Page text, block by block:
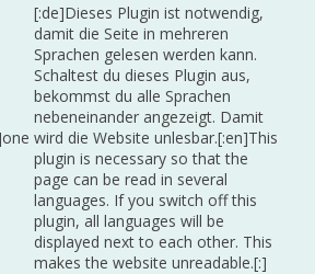
[:de]Dieses Plugin ist notwendig,
damit die Seite in mehreren
Sprachen gelesen werden kann.
Schaltest du dieses Plugin aus,
bekommst du alle Sprachen
nebeneinander angezeigt. Damit
wird die Website unlesbar.[:en]This
plugin is necessary so that the
page can be read in several
languages. If you switch off this
plugin, all languages will be
displayed next to each other. This
makes the website unreadable.[:]